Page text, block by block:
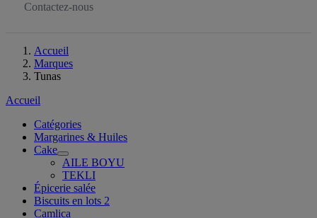
Contactez-nous
Accueil
Marques
Tunas
Accueil
Catégories
Margarines & Huiles
Cake
AILE BOYU
TEKLI
Épicerie salée
Biscuits en lots 2
Camlica